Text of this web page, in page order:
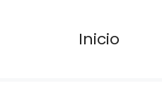
Inicio